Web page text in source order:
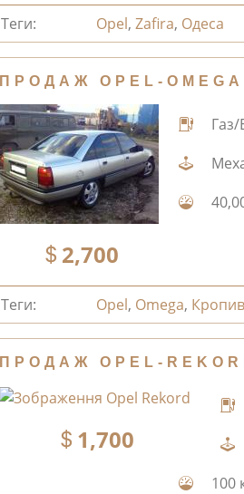
Теги: Opel,Zafira, Одеса
ПРОДАЖ OPEL-
2,700
Теги: Opel, Omega,
ПРОДАЖ OPEL-
1,700
100